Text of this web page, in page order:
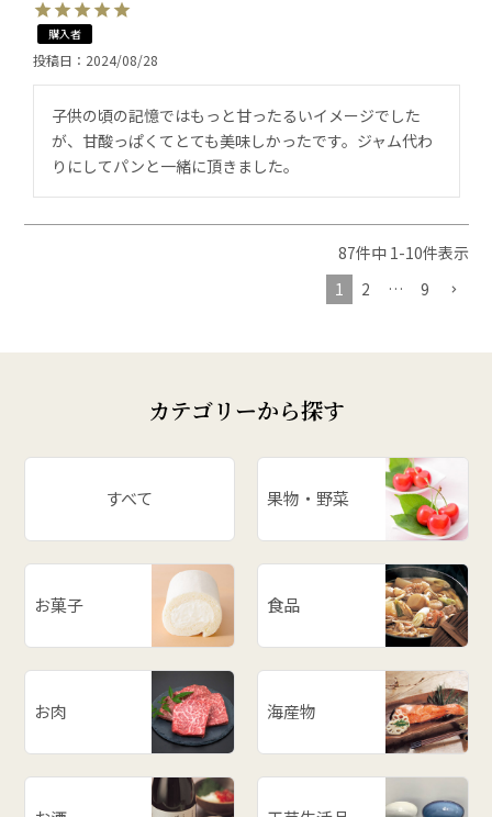
購入者
投稿日 2024/08/28
子供の頃の記憶ではもっと甘ったるいイメージでした
が、甘酸っぱくてとても美味しかったです。ジャム代わ
りにしてパンと一緒に頂きました。
87件中 1-10件表示
1
2 … 9
カテゴリーから探す
すべて 果物・野菜
お菓子 食品
お肉 海産物